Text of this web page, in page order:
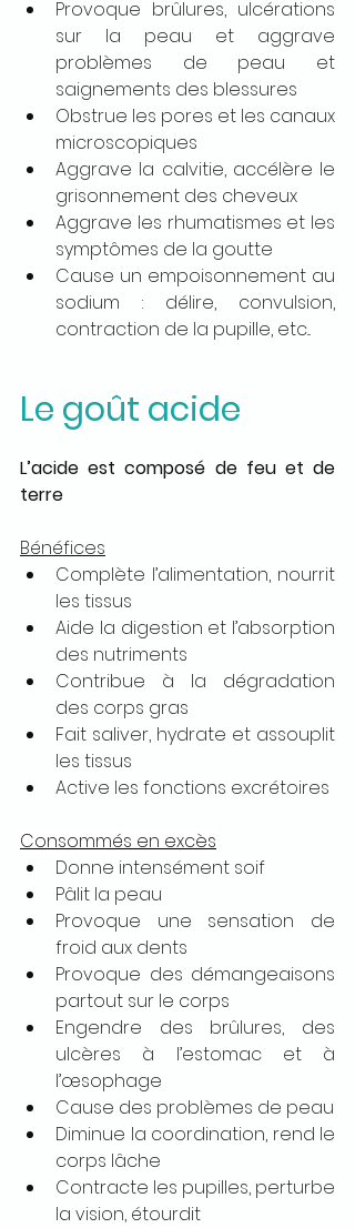
Provoque brûlures, ulcérations
sur la peau et aggrave
problèmes de peau et
saignements des blessures
Obstrue les pores et les canaux
microscopiques
Aggrave la calvitie, accélère le
grisonnement des cheveux
Aggrave les rhumatismes et les
symptômes de la goutte
Cause un empoisonnement au
sodium : délire, convulsion,
contraction de la pupille, etc...
Le goût acide
L’acide est composé de feu et de
terre
Bénéfices
Complète l’alimentation, nourrit
les tissus
Aide la digestion et l’absorption
des nutriments
Contribue à la dégradation
des corps gras
Fait saliver, hydrate et assouplit
les tissus
Active les fonctions excrétoires
Consommés en excès
Donne intensément soif
Pâlit la peau
Provoque une sensation de
froid aux dents
Provoque des démangeaisons
partout sur le corps
Engendre des brûlures, des
ulcères à l’estomac et à
l’œsophage
Cause des problèmes de peau
Diminue la coordination, rend le
corps lâche
Contracte les pupilles, perturbe
la vision, étourdit